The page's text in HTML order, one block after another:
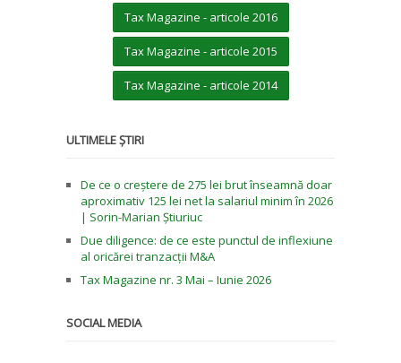
Tax Magazine - articole 2016
Tax Magazine - articole 2015
Tax Magazine - articole 2014
ULTIMELE ȘTIRI
De ce o creștere de 275 lei brut înseamnă doar
aproximativ 125 lei net la salariul minim în 2026
| Sorin-Marian Știuriuc
Due diligence: de ce este punctul de inflexiune
al oricărei tranzacții M&A
Tax Magazine nr. 3 Mai – Iunie 2026
SOCIAL MEDIA